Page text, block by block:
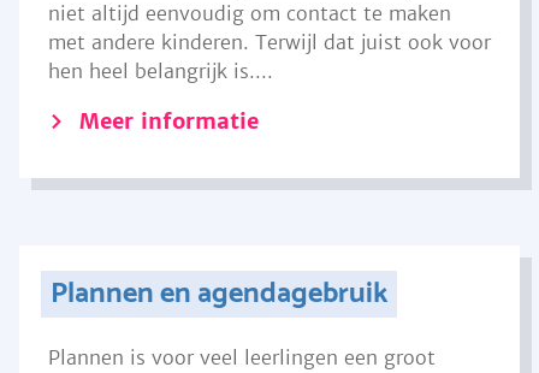
niet altijd eenvoudig om contact te maken
met andere kinderen. Terwijl dat juist ook voor
hen heel belangrijk is....
Meer informatie
Plannen en agendagebruik
Plannen is voor veel leerlingen een groot